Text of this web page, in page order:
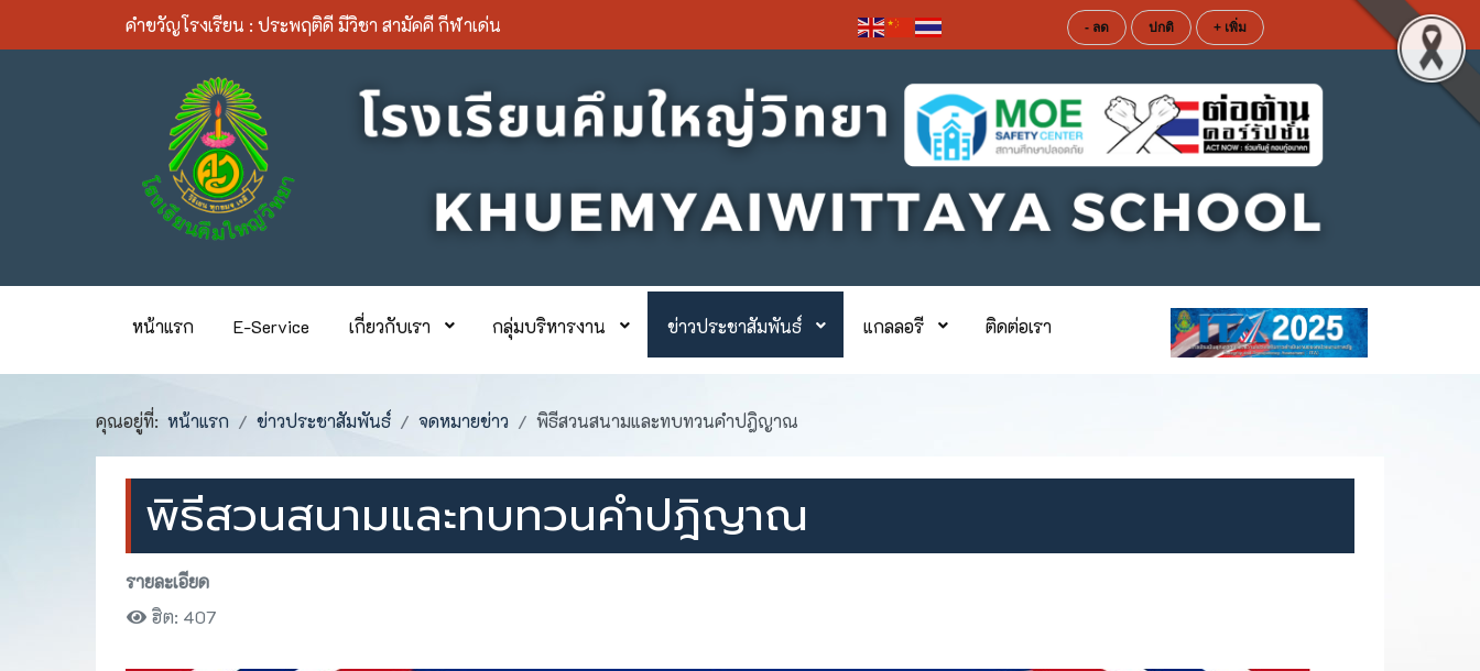
คำขวัญโรงเรียน : ประพฤติดี มีวิชา สามัคคี กีฬาเด่น - ลด ปกติ + เพิ่ม
หน้าแรก E-Service เกี่ยวกับเรา กลุ่มบริหารงาน ข่าวประชาสัมพันธ์ แกลลอรี ติดต่อเรา
คุณอยู่ที่: หน้าแรก ข่าวประชาสัมพันธ์ จดหมายข่าว พิธีสวนสนามและทบทวนคำปฎิญาณ
พิธีสวนสนามและทบทวนคำปฎิญาณ
รายละเอียด
ฮิต: 407